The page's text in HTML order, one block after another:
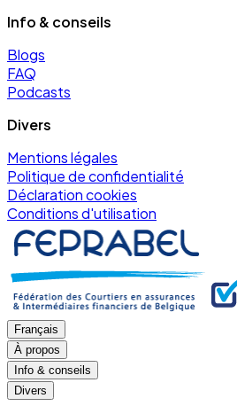
Info & conseils
Blogs
FAQ
Podcasts
Divers
Mentions légales
Politique de confidentialité
Déclaration cookies
Conditions d'utilisation
Français
À propos
Info & conseils
Divers